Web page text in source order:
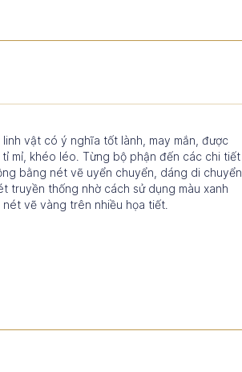
vật có ý nghĩa tốt lành, may mắn, được
mỉ, khéo léo. Từng bộ phận đến các chi tiết
bằng nét vẽ uyển chuyển, dáng di chuyển
truyền thống nhờ cách sử dụng màu xanh
vẽ vàng trên nhiều họa tiết.